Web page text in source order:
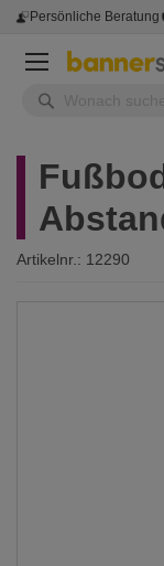
Persönliche Beratung
Artikelnr.: 12290